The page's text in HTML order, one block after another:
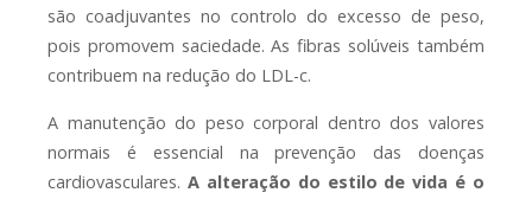
são coadjuvantes no controlo do excesso de peso,
pois promovem saciedade. As fibras solúveis também
contribuem na redução do LDL-c.
A manutenção do peso corporal dentro dos valores
normais é essencial na prevenção das doenças
cardiovasculares. A alteração do estilo de vida é o